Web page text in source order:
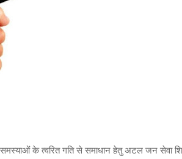
के त्वरित गति से समाधान हेतु अटल जन सेवा